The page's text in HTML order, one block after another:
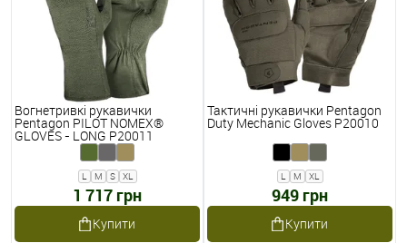
Вогнетривкі рукавички
Pentagon PILOT NOMEX®
GLOVES - LONG P20011
L M S XL
1 717 грн
Купити
Тактичні рукавички Pentagon
Duty Mechanic Gloves P20010
L M XL
949 грн
Купити